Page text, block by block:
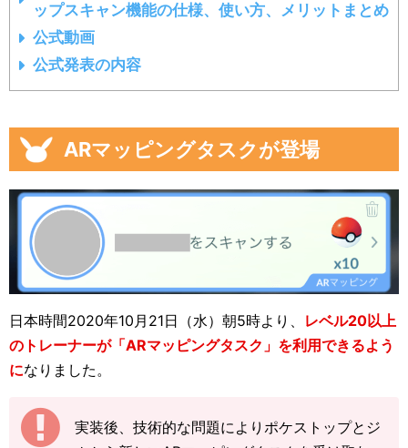
ップスキャン機能の仕様、使い方、メリットまとめ
公式動画
公式発表の内容
ARマッピングタスクが登場
日本時間2020年10月21日（水）朝5時より、 レベル20以上
のトレーナーが「ARマッピングタスク」を利用できるよう
になりました。
実装後、技術的な問題によりポケストップとジ